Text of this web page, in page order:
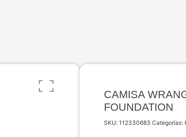
CAMISA
FOUNDATION
SKU: 112330683 Categorías: